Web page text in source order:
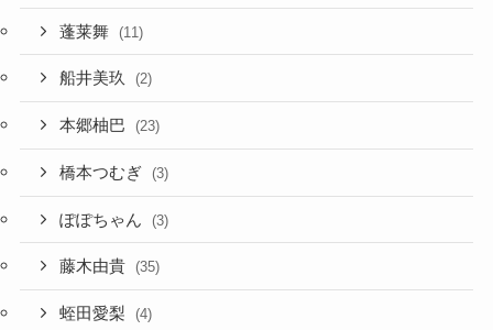
蓬莱舞 (11)
船井美玖 (2)
本郷柚巴 (23)
橋本つむぎ (3)
ぽぽちゃん (3)
藤木由貴 (35)
蛭田愛梨 (4)